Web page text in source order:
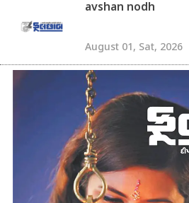
avshan nodh
August 01, Sat, 2026